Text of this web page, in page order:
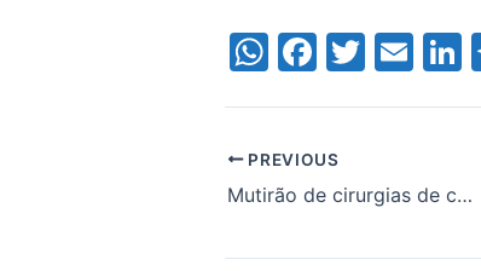
W
s
A
p
F
e
b
o
T
E
dI
PREVIOUS
Mutirão de cirurgias de catarata resulta em complicações graves no interior de SP